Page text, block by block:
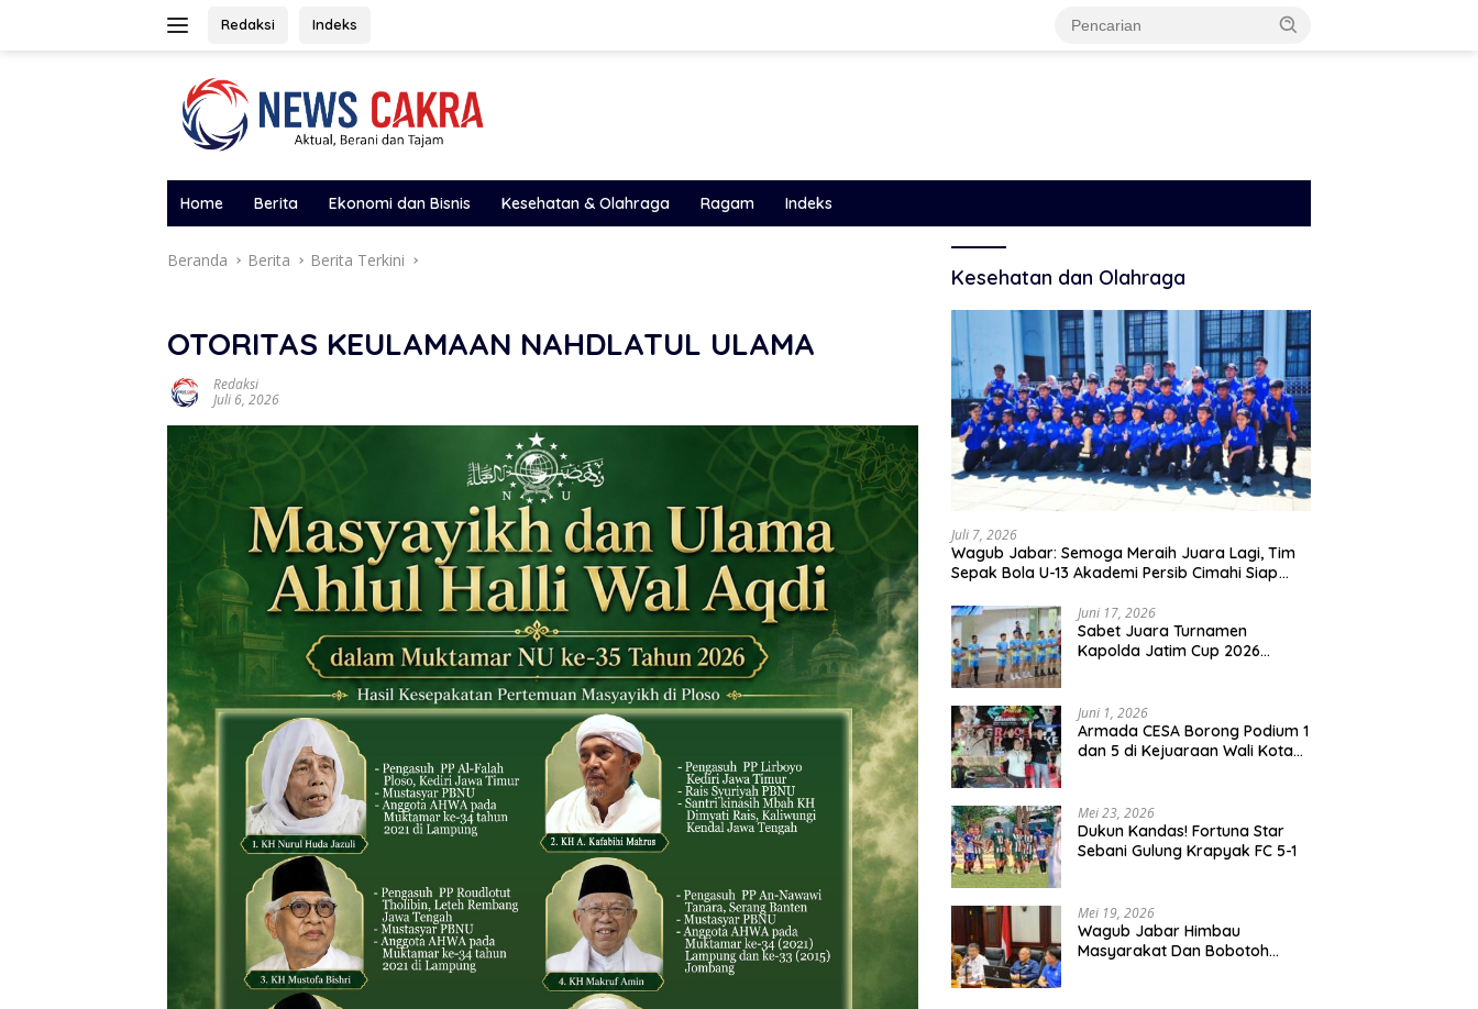
Redaksi Indeks
Home Berita Ekonomi dan Bisnis Kesehatan & Olahraga Ragam Indeks
Beranda Berita Berita Terkini
OTORITAS KEULAMAAN NAHDLATUL ULAMA
Redaksi
Juli 6, 2026
Kesehatan dan Olahraga
Juli 7, 2026
Wagub Jabar: Semoga Meraih Juara Lagi, Tim
Sepak Bola U-13 Akademi Persib Cimahi Siap
Juni 17, 2026
Sabet Juara Turnamen
Kapolda Jatim Cup 2026
Membanggakan
Juni 1, 2026
Armada CESA Borong Podium 1
dan 5 di Kejuaraan Wali Kota
Mei 23, 2026
Dukun Kandas! Fortuna Star
Sebani Gulung Krapyak FC 5-1
Mei 19, 2026
Wagub Jabar Himbau
Masyarakat Dan Bobotoh